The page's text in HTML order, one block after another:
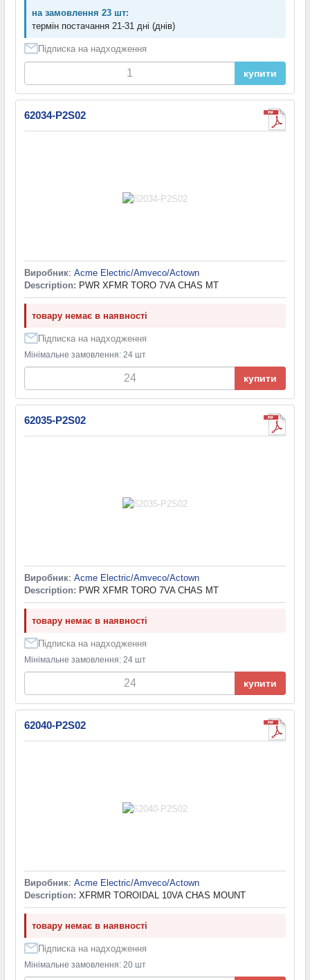
на замовлення 23 шт:
термін постачання 21-31 дні (днів)
Підписка на надходження
купити
62034-P2S02
Виробник: Acme Electric/Amveco/Actown
Description: PWR XFMR TORO 7VA CHAS MT
товару немає в наявності
Підписка на надходження
Мінімальне замовлення: 24 шт
купити
62035-P2S02
Виробник: Acme Electric/Amveco/Actown
Description: PWR XFMR TORO 7VA CHAS MT
товару немає в наявності
Підписка на надходження
Мінімальне замовлення: 24 шт
купити
62040-P2S02
Виробник: Acme Electric/Amveco/Actown
Description: XFRMR TOROIDAL 10VA CHAS MOUNT
товару немає в наявності
Підписка на надходження
Мінімальне замовлення: 20 шт